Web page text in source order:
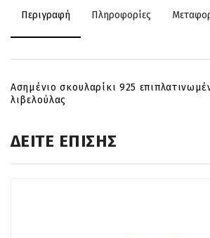
Περιγραφή Πληροφορίες
Ασημένιο σκουλαρίκι 925
λιβελούλας
ΔΕΙΤΕ ΕΠΙΣΗΣ